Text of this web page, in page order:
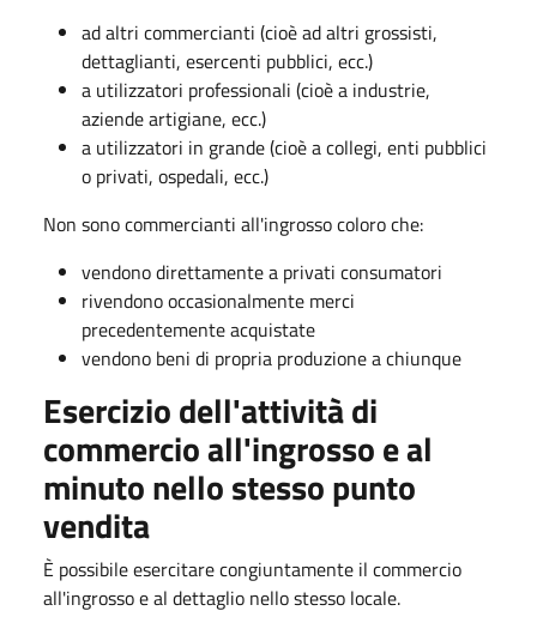
ad altri commercianti (cioè ad altri grossisti,
dettaglianti, esercenti pubblici, ecc.)​
a utilizzatori professionali (cioè a industrie,
aziende artigiane, ecc.)
a utilizzatori in grande (cioè a collegi, enti pubblici
o privati, ospedali, ecc.)
Non sono commercianti all'ingrosso coloro che:
vendono direttamente a privati consumatori
rivendono occasionalmente merci
precedentemente acquistate
vendono ​beni di propria produzione a chiunque
Esercizio dell'attività di
commercio all'ingrosso e al
minuto nello stesso punto
vendita
È possibile esercitare congiuntamente il commercio
all'ingrosso e al dettaglio nello stesso locale.